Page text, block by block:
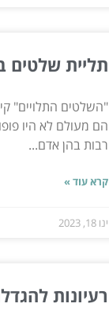
תליית שלטים
"השלטים התלויים"
הם מעולם לא היו
רבות בהן אדם...
קרא עוד »
ינו 18, 2023
רעיונות